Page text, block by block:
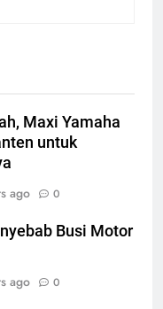
Maxi Yamaha
untuk
ago 0
Busi Motor
ago 0